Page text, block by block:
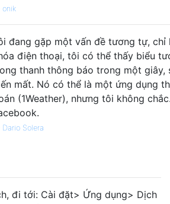
onik
đang gặp một vấn đề tương tự, chỉ
điện thoại, tôi có thể thấy biểu
thanh thông báo trong một giây,
mất. Nó có thể là một ứng dụng
(1Weather), nhưng tôi không
Dario Solera
đi tới: Cài đặt> Ứng dụng> Dịch